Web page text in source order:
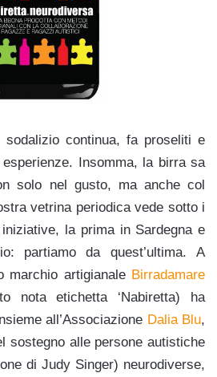
continua, fa proseliti e
Insomma, la birra sa
solo nel gusto, ma anche col
vetrina periodica vede sotto i
la prima in Sardegna e
partiamo da quest’ultima. A
marchio artigianale Birradamare
nota etichetta ‘Nabiretta) ha
all’Associazione Dalia Blu,
sostegno alle persone autistiche
di Judy Singer) neurodiverse,